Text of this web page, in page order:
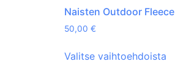
Naisten Outdoor Fleece
50,00€
Valitse vaihtoehdoista